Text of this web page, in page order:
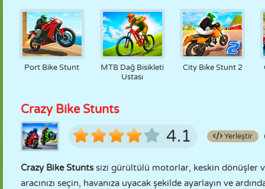
Port Bike Stunt
MTB Dağ Bisikleti
Ustası
City Bike Stunt 2
Crazy Bike Stunts
4.1 Yerleştir
Crazy Bike Stuntssizi gürültülü motorlar, keskin dönüşler
aracınızı seçin, havanıza uyacak şekilde ayarlayın ve